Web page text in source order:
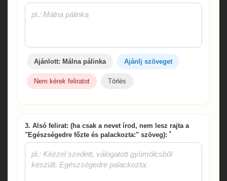
Ajánlott: Málna pálinka Ajánlj szöveget
Nem kérek feliratot Törlés
3. Alsó felirat: (ha csak a nevet írod, nem lesz rajta a
"Egészségedre főzte és palackozta:" szöveg): *